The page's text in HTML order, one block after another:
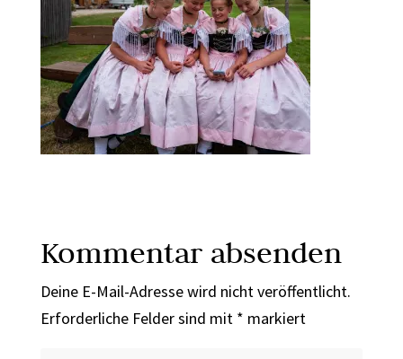
Kommentar absenden
Deine E-Mail-Adresse wird nicht veröffentlicht.
Erforderliche Felder sind mit * markiert